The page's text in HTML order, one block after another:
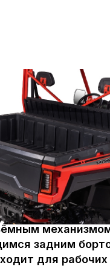
задним
для